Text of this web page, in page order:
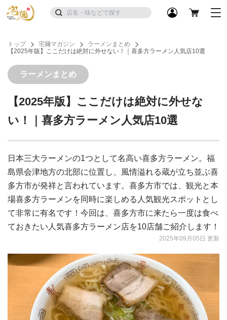
トップ 宅麺マガジン
ラーメンまとめ
【2025年版】ここだけは絶対に外せない！｜喜多方ラーメン人気店10選
ラーメンまとめ
【2025年版】ここだけは絶対に外せな
い！｜喜多方ラーメン人気店10選
日本三大ラーメンの1つとして名高い喜多方ラーメン。福
島県会津地方の北部に位置し、風情溢れる蔵が立ち並ぶ喜
多方市が発祥と言われています。喜多方市では、観光と本
場喜多方ラーメンを同時に楽しめる人気観光スポットとし
て非常に有名です！今回は、喜多方市に来たら一度は食べ
ておきたい人気喜多方ラーメン店を10店舗ご紹介します！
2025年09月05日 更新